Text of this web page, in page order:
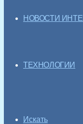
НОВОСТИ
ТЕХНОЛОГИИ
Искать